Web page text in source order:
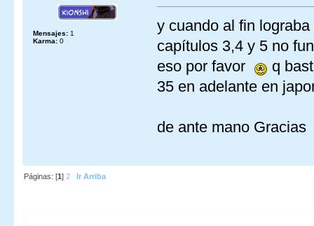
Mensajes: 1
Karma: 0
y cuando al fin
capítulos 3,4 y 5 no
eso por favor
q
35 en adelante en
de ante mano Gracias
Páginas: [1]2 Ir Arriba